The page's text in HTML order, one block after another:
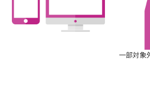
一部対象